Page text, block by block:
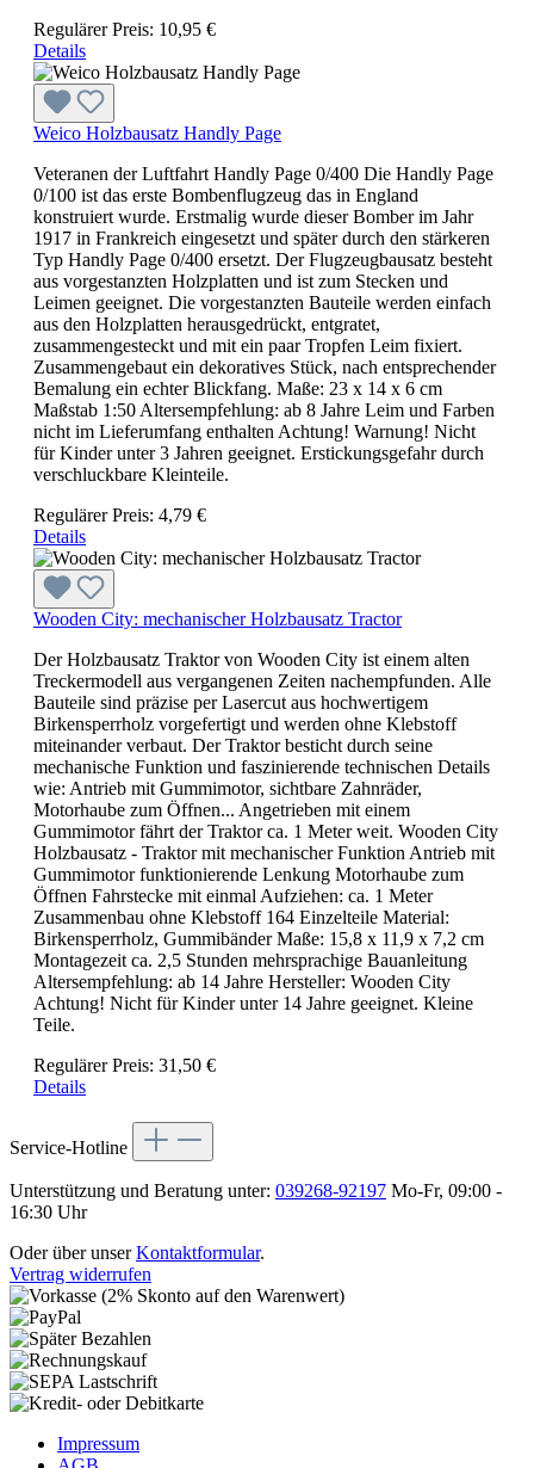
Regulärer Preis: 10,95 €
Details
Weico Holzbausatz Handly Page
Veteranen der Luftfahrt Handly Page 0/400 Die Handly Page
0/100 ist das erste Bombenflugzeug das in England
konstruiert wurde. Erstmalig wurde dieser Bomber im Jahr
1917 in Frankreich eingesetzt und später durch den stärkeren
Typ Handly Page 0/400 ersetzt. Der Flugzeugbausatz besteht
aus vorgestanzten Holzplatten und ist zum Stecken und
Leimen geeignet. Die vorgestanzten Bauteile werden einfach
aus den Holzplatten herausgedrückt, entgratet,
zusammengesteckt und mit ein paar Tropfen Leim fixiert.
Zusammengebaut ein dekoratives Stück, nach entsprechender
Bemalung ein echter Blickfang. Maße: 23 x 14 x 6 cm
Maßstab 1:50 Altersempfehlung: ab 8 Jahre Leim und Farben
nicht im Lieferumfang enthalten Achtung! Warnung! Nicht
für Kinder unter 3 Jahren geeignet. Erstickungsgefahr durch
verschluckbare Kleinteile.
Regulärer Preis: 4,79 €
Details
Wooden City: mechanischer Holzbausatz Tractor
Der Holzbausatz Traktor von Wooden City ist einem alten
Treckermodell aus vergangenen Zeiten nachempfunden. Alle
Bauteile sind präzise per Lasercut aus hochwertigem
Birkensperrholz vorgefertigt und werden ohne Klebstoff
miteinander verbaut. Der Traktor besticht durch seine
mechanische Funktion und faszinierende technischen Details
wie: Antrieb mit Gummimotor, sichtbare Zahnräder,
Motorhaube zum Öffnen... Angetrieben mit einem
Gummimotor fährt der Traktor ca. 1 Meter weit. Wooden City
Holzbausatz - Traktor mit mechanischer Funktion Antrieb mit
Gummimotor funktionierende Lenkung Motorhaube zum
Öffnen Fahrstecke mit einmal Aufziehen: ca. 1 Meter
Zusammenbau ohne Klebstoff 164 Einzelteile Material:
Birkensperrholz, Gummibänder Maße: 15,8 x 11,9 x 7,2 cm
Montagezeit ca. 2,5 Stunden mehrsprachige Bauanleitung
Altersempfehlung: ab 14 Jahre Hersteller: Wooden City
Achtung! Nicht für Kinder unter 14 Jahre geeignet. Kleine
Teile.
Regulärer Preis: 31,50 €
Details
Service-Hotline
Unterstützung und Beratung unter: 039268-92197 Mo-Fr, 09:00 -
16:30 Uhr
Oder über unserKontaktformular.
Vertrag widerrufen
Impressum